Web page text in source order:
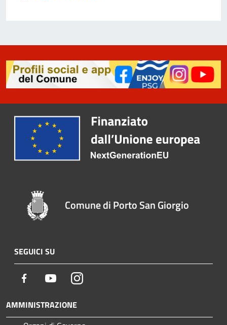
Comune di Porto San Giorgio
SEGUICI SU
Facebook YoutubeInstagram
AMMINISTRAZIONE